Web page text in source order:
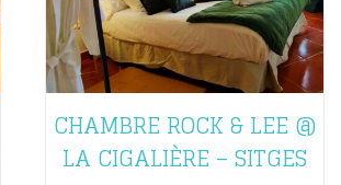
CHAMBRE ROCK & LEE @
LA CIGALIÈRE – SITGES